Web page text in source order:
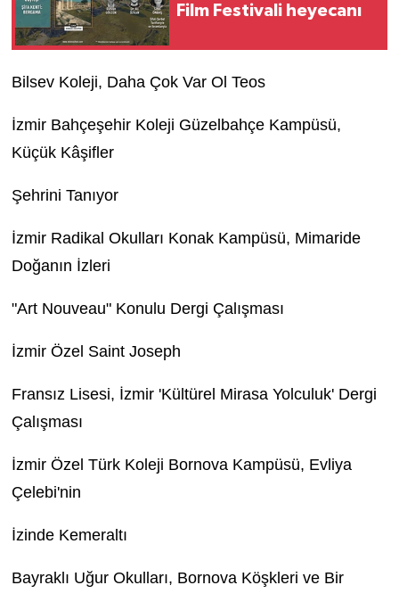
Film Festivali heyecanı
Bilsev Koleji, Daha Çok Var Ol Teos
İzmir Bahçeşehir Koleji Güzelbahçe Kampüsü,
Küçük Kâşifler
Şehrini Tanıyor
İzmir Radikal Okulları Konak Kampüsü, Mimaride
Doğanın İzleri
"Art Nouveau" Konulu Dergi Çalışması
İzmir Özel Saint Joseph
Fransız Lisesi, İzmir 'Kültürel Mirasa Yolculuk' Dergi
Çalışması
İzmir Özel Türk Koleji Bornova Kampüsü, Evliya
Çelebi'nin
İzinde Kemeraltı
Bayraklı Uğur Okulları, Bornova Köşkleri ve Bir